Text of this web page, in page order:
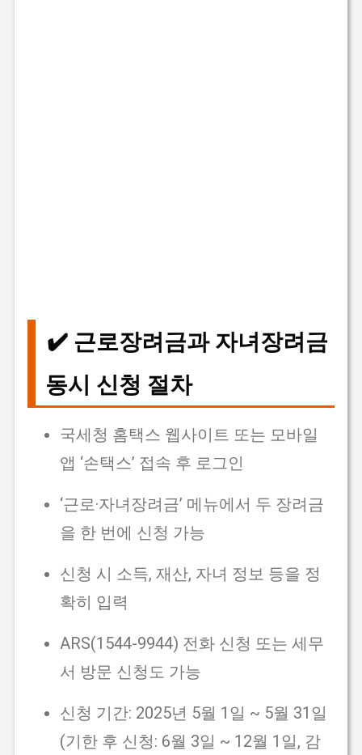
✔️ 근로장려금과 자녀장려금
동시 신청 절차
국세청 홈택스 웹사이트 또는 모바일
앱 ‘손택스’ 접속 후 로그인
‘근로·자녀장려금’ 메뉴에서 두 장려금
을 한 번에 신청 가능
신청 시 소득, 재산, 자녀 정보 등을 정
확히 입력
ARS(1544-9944) 전화 신청 또는 세무
서 방문 신청도 가능
신청 기간: 2025년 5월 1일 ~ 5월 31일
(기한 후 신청: 6월 3일 ~ 12월 1일, 감